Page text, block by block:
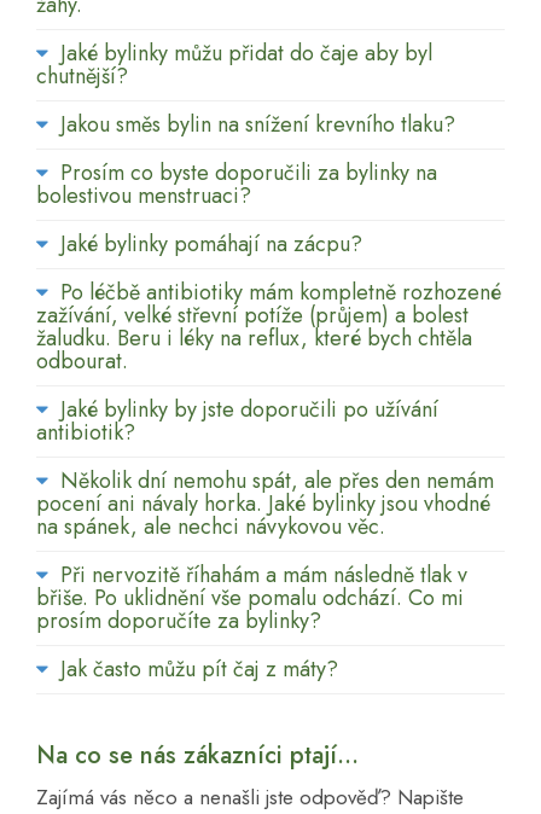
Jaké bylinky můžu přidat do čaje aby byl
chutnější?
Jakou směs bylin na snížení krevního tlaku?
Prosím co byste doporučili za bylinky na
bolestivou menstruaci?
Jaké bylinky pomáhají na zácpu?
Po léčbě antibiotiky mám kompletně rozhozené
zažívání, velké střevní potíže (průjem) a bolest
žaludku. Beru i léky na reflux, které bych chtěla
odbourat.
Jaké bylinky by jste doporučili po užívání
antibiotik?
Několik dní nemohu spát, ale přes den nemám
pocení ani návaly horka. Jaké bylinky jsou vhodné
na spánek, ale nechci návykovou věc.
Při nervozitě říhahám a mám následně tlak v
břiše. Po uklidnění vše pomalu odchází. Co mi
prosím doporučíte za bylinky?
Jak často můžu pít čaj z máty?
Na co se nás zákazníci ptají...
Zajímá vás něco a nenašli jste odpověď? Napište